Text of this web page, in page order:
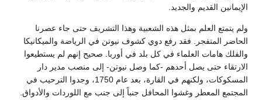
الإيمانين القديم والجديد.
ولم يتمتع العلم بمثل هذه الشعبية وهذا التشريف حتى جاء عصرنا
الحاضر المتفجر. فقد رفع دوي كشوف نيوتن في الرياضة والميكانيكا
والفلك هامات العلماء في كل بلد في أوربا. صحيح إنهم لم يستطيعوا
الارتقاء حتى يصل أحدهم -كما وصل نيوتن- إلى منصب مدير دار
المسكوكات، ولكنهم في القارة، بعد عام 1750، وجدوا الترحيب في
المجتمع المعطر وغشوا المحافل جنباً إلى جنب مع اللوردات والأدواق.